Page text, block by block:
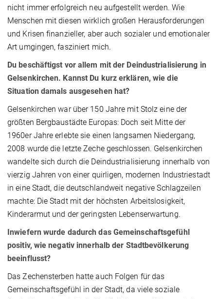
nicht immer erfolgreich neu aufgestellt werden. Wie
Menschen mit diesen wirklich großen Herausforderungen
und Krisen finanzieller, aber auch sozialer und emotionaler
Art umgingen, fasziniert mich.
Du beschäftigst vor allem mit der Deindustrialisierung in
Gelsenkirchen. Kannst Du kurz erklären, wie die
Situation damals ausgesehen hat?
Gelsenkirchen war über 150 Jahre mit Stolz eine der
größten Bergbaustädte Europas: Doch seit Mitte der
1960er Jahre erlebte sie einen langsamen Niedergang,
2008 wurde die letzte Zeche geschlossen. Gelsenkirchen
wandelte sich durch die Deindustrialisierung innerhalb von
vierzig Jahren von einer quirligen, modernen Industriestadt
in eine Stadt, die deutschlandweit negative Schlagzeilen
machte: Die Stadt mit der höchsten Arbeitslosigkeit,
Kinderarmut und der geringsten Lebenserwartung.
Inwiefern wurde dadurch das Gemeinschaftsgefühl
positiv, wie negativ innerhalb der Stadtbevölkerung
beeinflusst?
Das Zechensterben hatte auch Folgen für das
Gemeinschaftsgefühl in der Stadt, da viele soziale